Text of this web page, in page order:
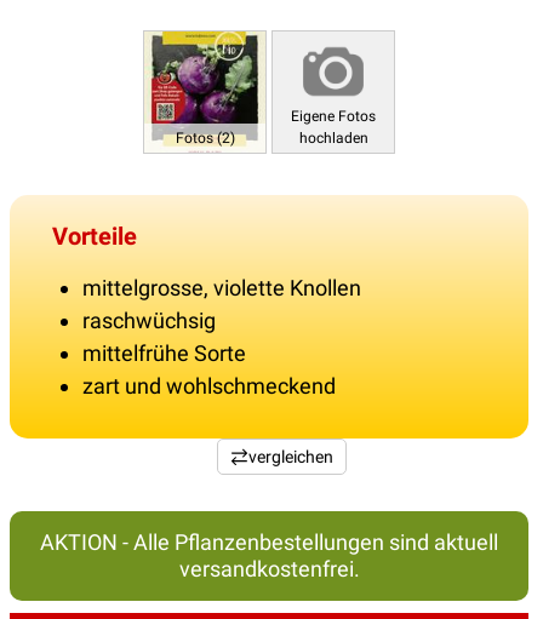
Fotos (2)
Eigene Fotos
hochladen
Vorteile
mittelgrosse, violette Knollen
raschwüchsig
mittelfrühe Sorte
zart und wohlschmeckend
vergleichen
AKTION - Alle Pflanzenbestellungen sind aktuell
versandkostenfrei.